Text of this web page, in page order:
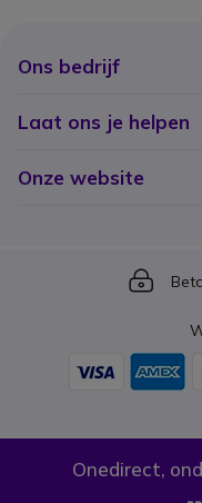
Ons bedrijf
Laat ons je helpen
Onze website
Icon
Onedirect,